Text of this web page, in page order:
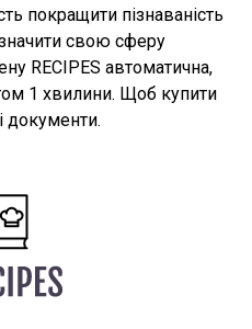
покращити пізнаваність
свою сферу
RECIPES автоматична,
1 хвилини. Щоб купити
документи.